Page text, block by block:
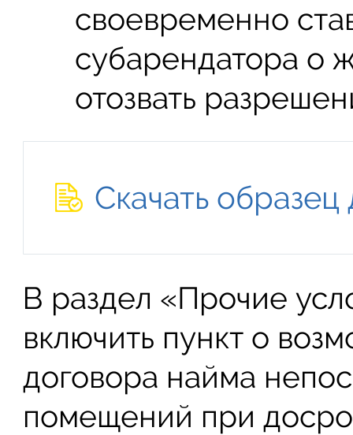
своевременно
субарендатора о
отозвать
Скачать
В раздел «Прочие
включить пункт о
договора найма
помещений при